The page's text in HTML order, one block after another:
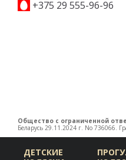
+375 29 555-96-96
Общество с ограниченной
Беларусь 29.11.2024 г. No 736066.
ДЕТСКИЕ